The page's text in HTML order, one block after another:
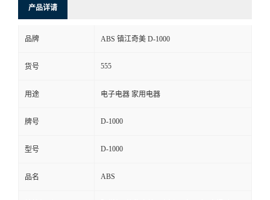
产品详请
品牌 ABS 镇江奇美 D-1000
货号 555
用途 电子电器 家用电器
牌号 D-1000
型号 D-1000
品名 ABS